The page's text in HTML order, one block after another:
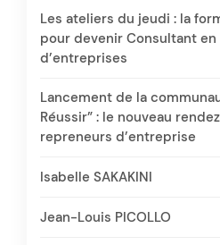
Les ateliers du jeudi : la
pour devenir Consultant en
d’entreprises
Lancement de la
Réussir” : le nouveau
repreneurs d’entreprise
Isabelle SAKAKINI
Jean-Louis PICOLLO